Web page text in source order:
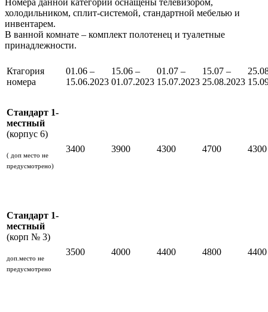
холодильником, сплит-системой, стандартной мебелью и
инвентарем.
В ванной комнате – комплект полотенец и туалетные
принадлежности.
Ктагория
номера
01.06 –
15.06.2023
15.06 –
01.07.2023
01.07 –
15.07.2023
15.07 –
25.08.2023
Стандарт 1-
местный
(корпус 6)
( доп место не
предусмотрено)
3400 3900 4300 4700 4300
Стандарт 1-
местный
(корп № 3)
доп.место не
предусмотрено
3500 4000 4400 4800 4400